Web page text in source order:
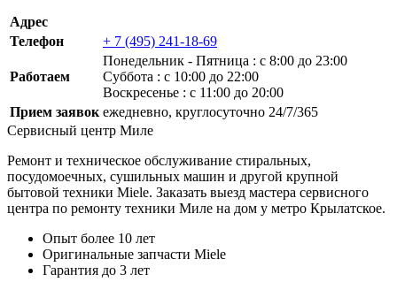
Адрес
Телефон
+ 7 (495) 241-18-69
Работаем
Понедельник ‐ Пятница : с 8:00 до 23:00
Суббота : с 10:00 до 22:00
Воскресенье : с 11:00 до 20:00
Прием заявок ежедневно, круглосуточно 24/7/365
Сервисный центр Миле
Ремонт и техническое обслуживание стиральных,
посудомоечных, сушильных машин и другой крупной
бытовой техники Miele. Заказать выезд мастера сервисного
центра по ремонту техники Миле на дом у метро Крылатское.
Опыт более 10 лет
Оригинальные запчасти Miele
Гарантия до 3 лет